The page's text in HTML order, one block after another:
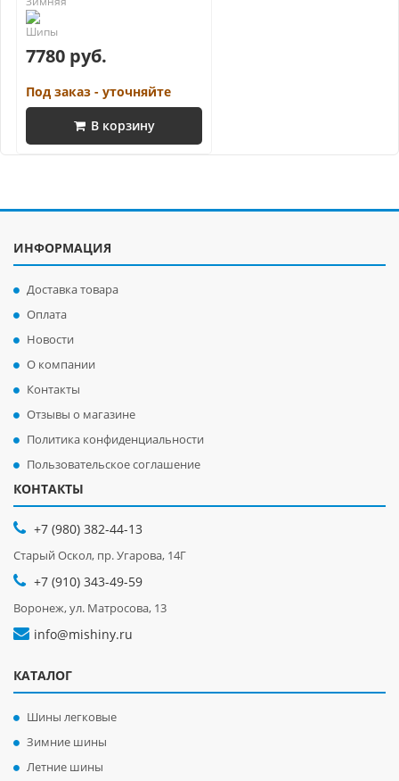
7780 руб.
Под заказ - уточняйте
В корзину
ИНФОРМАЦИЯ
Доставка товара
Оплата
Новости
О компании
Контакты
Отзывы о магазине
Политика конфиденциальности
Пользовательское соглашение
КОНТАКТЫ
+7 (980) 382-44-13
Старый Оскол, пр. Угарова, 14Г
+7 (910) 343-49-59
Воронеж, ул. Матросова, 13
info@mishiny.ru
КАТАЛОГ
Шины легковые
Зимние шины
Летние шины